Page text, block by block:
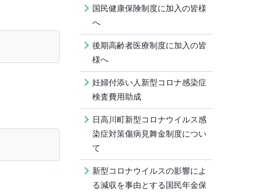
国民健康保険制度に加入の皆様
へ
後期高齢者医療制度に加入の皆
様へ
妊婦付添い人新型コロナ感染症
検査費用助成
日高川町新型コロナウイルス感
染症対策傷病見舞金制度につい
て
新型コロナウイルスの影響によ
る減収を事由とする国民年金保